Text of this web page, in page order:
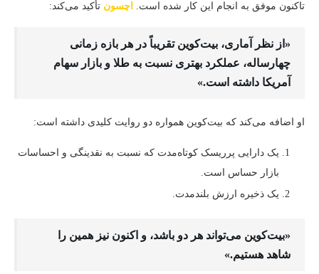
تاکنون موفق به انجام این کار شده است. اچسون تأکید می‌کند:
«از نظر آماری، بیت‌کوین تقریباً در هر بازه زمانی
چهار‌ساله، عملکرد بهتری نسبت به طلا و بازار سهام
آمریکا داشته است.»
او اضافه می‌کند که بیت‌کوین همواره دو روایت کلیدی داشته است:
یک دارایی پرریسک کوتاه‌مدت که نسبت به نقدینگی و احساسات
بازار حساس است.
یک ذخیره ارزش بلندمدت.
«بیت‌کوین می‌تواند هر دو باشد، و اکنون نیز همین را
شاهد هستیم.»